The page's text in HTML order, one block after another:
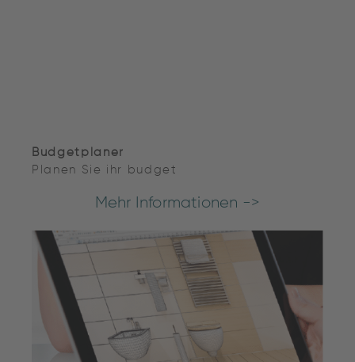
Budgetplaner
Planen Sie ihr budget
Mehr Informationen ->